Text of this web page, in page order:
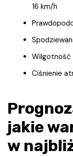
16 km/h
Wilgotność
Ciśnienie
jakie
w